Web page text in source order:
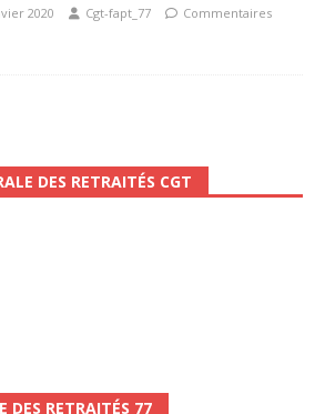
2020 Cgt-fapt_77
Commentaires
DES RETRAITÉS CGT
DES RETRAITÉS 77